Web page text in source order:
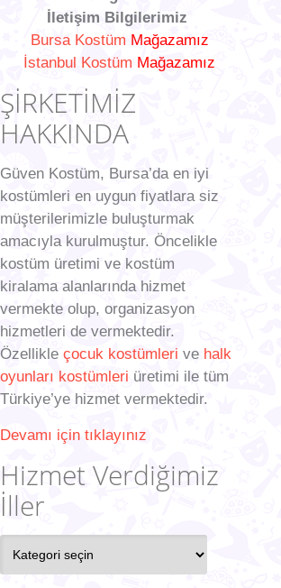
İletişim Bilgilerimiz
Bursa Kostüm Mağazamız
İstanbul Kostüm Mağazamız
ŞİRKETİMİZ
HAKKINDA
Güven Kostüm, Bursa’da en iyi
kostümleri en uygun fiyatlara siz
müşterilerimizle buluşturmak
amacıyla kurulmuştur. Öncelikle
kostüm üretimi ve kostüm
kiralama alanlarında hizmet
vermekte olup, organizasyon
hizmetleri de vermektedir.
Özellikle çocuk kostümleri ve halk
oyunları kostümleri üretimi ile tüm
Türkiye’ye hizmet vermektedir.
Devamı için tıklayınız
Hizmet Verdiğimiz
İller
Verdiğimiz